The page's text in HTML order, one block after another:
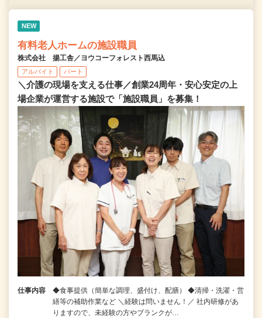
NEW
有料老人ホームの施設職員
株式会社 揚工舎／ヨウコーフォレスト西馬込
アルバイト パート
＼介護の現場を支える仕事／創業24周年・安心安定の上
場企業が運営する施設で「施設職員」を募集！
仕事内容
◆食事提供（簡単な調理、盛付け、配膳） ◆清掃・洗濯・営
繕等の補助作業など ＼経験は問いません！／ 社内研修があ
りますので、未経験の方やブランクが…